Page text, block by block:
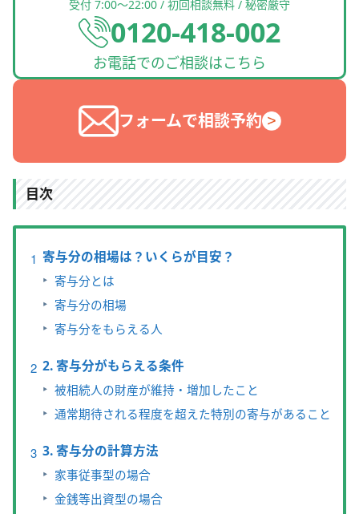
受付 7:00〜22:00 / 初回相談無料 / 秘密厳守
0120-418-002
お電話でのご相談はこちら
フォームで相談予約
目次
寄与分の相場は？いくらが目安？
寄与分とは
寄与分の相場
寄与分をもらえる人
2. 寄与分がもらえる条件
被相続人の財産が維持・増加したこと
通常期待される程度を超えた特別の寄与があること
3. 寄与分の計算方法
家事従事型の場合
金銭等出資型の場合